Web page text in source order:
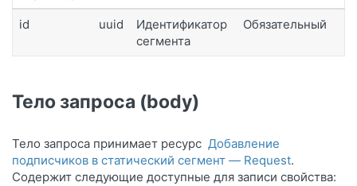
id uuid
Идентификатор
сегмента
Обязательный
Тело запроса (body)
Тело запроса принимает ресурс Добавление
подписчиков в статический сегмент — Request.
Содержит следующие доступные для записи свойства: